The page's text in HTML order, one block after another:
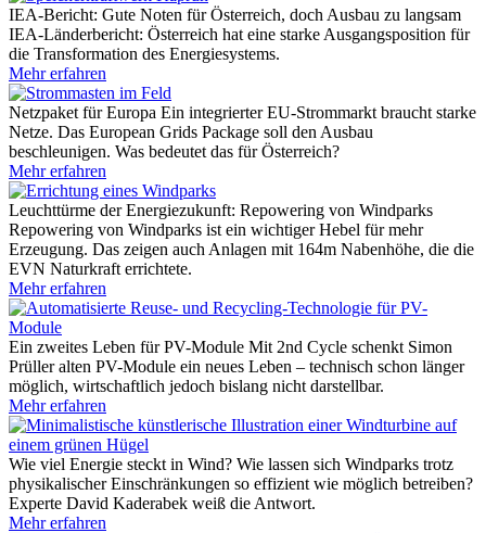
IEA-Bericht: Gute Noten für Österreich, doch Ausbau zu langsam
IEA-Länderbericht: Österreich hat eine starke Ausgangsposition für
die Transformation des Energiesystems.
Mehr erfahren
Netzpaket für Europa Ein integrierter EU-Strommarkt braucht starke
Netze. Das European Grids Package soll den Ausbau
beschleunigen. Was bedeutet das für Österreich?
Mehr erfahren
Leuchttürme der Energiezukunft: Repowering von Windparks
Repowering von Windparks ist ein wichtiger Hebel für mehr
Erzeugung. Das zeigen auch Anlagen mit 164m Nabenhöhe, die die
EVN Naturkraft errichtete.
Mehr erfahren
Ein zweites Leben für PV-Module Mit 2nd Cycle schenkt Simon
Prüller alten PV-Module ein neues Leben – technisch schon länger
möglich, wirtschaftlich jedoch bislang nicht darstellbar.
Mehr erfahren
Wie viel Energie steckt in Wind? Wie lassen sich Windparks trotz
physikalischer Einschränkungen so effizient wie möglich betreiben?
Experte David Kaderabek weiß die Antwort.
Mehr erfahren